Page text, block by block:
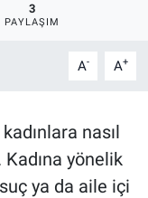
3
PAYLAŞIM
A- A+
nasıl
yönelik
ya da aile içi